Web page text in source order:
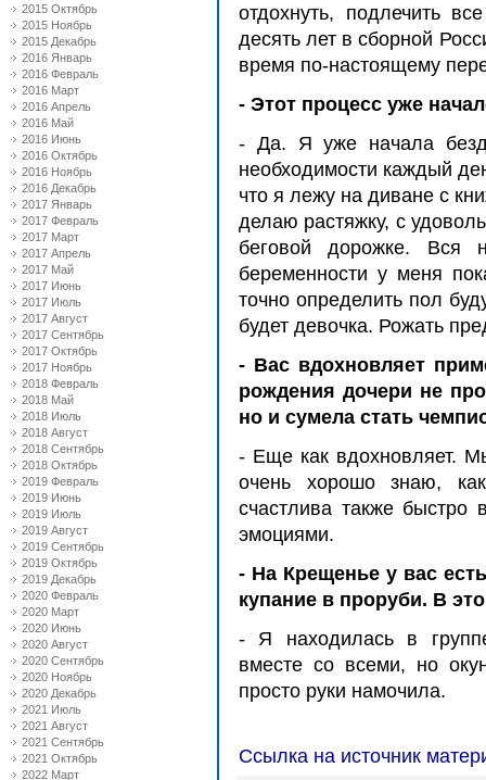
2015 Октябрь
2015 Ноябрь
2015 Декабрь
2016 Январь
2016 Февраль
2016 Март
2016 Апрель
2016 Май
2016 Июнь
2016 Октябрь
2016 Ноябрь
2016 Декабрь
2017 Январь
2017 Февраль
2017 Март
2017 Апрель
2017 Май
2017 Июнь
2017 Июль
2017 Август
2017 Сентябрь
2017 Октябрь
2017 Ноябрь
2018 Февраль
2018 Май
2018 Июль
2018 Август
2018 Сентябрь
2018 Октябрь
2019 Февраль
2019 Июнь
2019 Июль
2019 Август
2019 Сентябрь
2019 Октябрь
2019 Декабрь
2020 Февраль
2020 Март
2020 Июнь
2020 Август
2020 Сентябрь
2020 Ноябрь
2020 Декабрь
2021 Июль
2021 Август
2021 Сентябрь
2021 Октябрь
2022 Март
отдохнуть, подлечить
десять лет в сборной
время по-настоящему
- Этот процесс уже
- Да. Я уже начала
необходимости каждый
что я лежу на диване с
делаю растяжку, с
беговой дорожке. Вся
беременности у меня
точно определить пол
будет девочка. Рожать
- Вас вдохновляет
рождения дочери не
но и сумела стать
- Еще как вдохновляет.
очень хорошо знаю,
счастлива также быстро
эмоциями.
- На Крещенье у вас
купание в проруби. В
- Я находилась в
вместе со всеми, но
просто руки намочила.
Ссылка на источник